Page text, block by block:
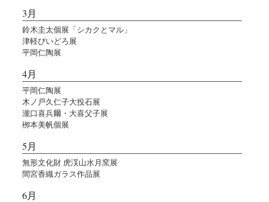
3月
鈴木圭太個展「シカクとマル」
津軽びいどろ展
平岡仁陶展
4月
平岡仁陶展
木ノ戸久仁子大投石展
瀧口喜兵爾・大喜父子展
栁本美帆個展
5月
無形文化財 虎渓山水月窯展
間宮香織ガラス作品展
6月